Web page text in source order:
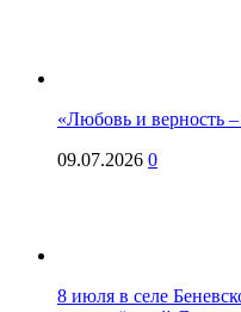
«Любовь и верность
09.07.2026 0
8 июля в селе